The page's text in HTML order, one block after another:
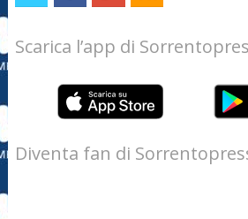
Scarica l’app di
Diventa fan di